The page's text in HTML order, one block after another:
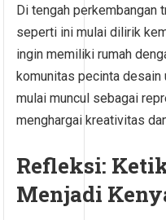
Di tengah perkembangan
seperti ini mulai dilirik
ingin memiliki rumah
komunitas pecinta
mulai muncul sebagai
menghargai kreativitas
Refleksi:
Menjadi